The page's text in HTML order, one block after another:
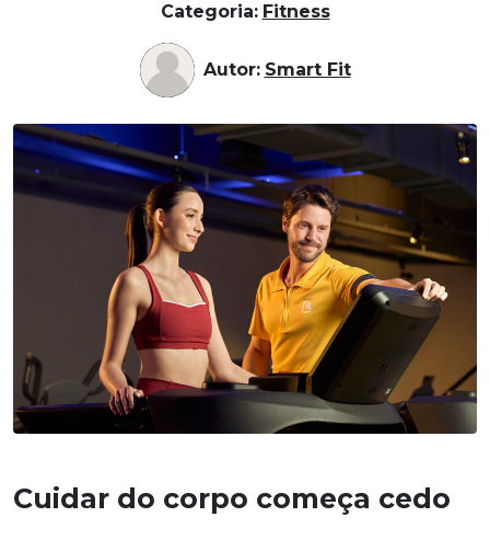
Categoria: Fitness
Autor: Smart Fit
Cuidar do corpo começa cedo